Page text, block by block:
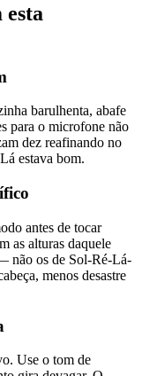
barulhenta, abafe
para o microfone não
dez reafinando no
estava bom.
antes de tocar
as alturas daquele
não os de Sol-Ré-Lá-
menos desastre
Use o tom de